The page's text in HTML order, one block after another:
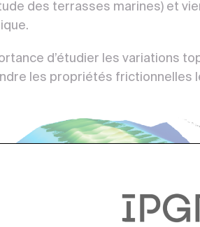
des terrasses marines) et
d’étudier les variations
les propriétés frictionnelles